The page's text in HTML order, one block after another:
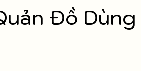
Đồ Dùng